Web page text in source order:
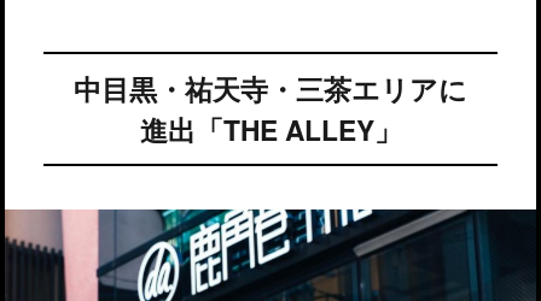
中目黒・祐天寺・三茶エリアに
進出「THE ALLEY」